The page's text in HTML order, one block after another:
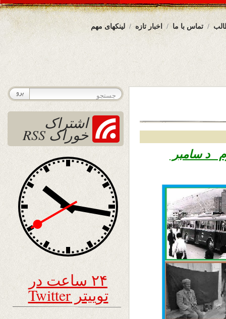
لینکهای مهم اخبار تازه تماس با ما
– دوم د سامبر
اشتراک
خوراک RSS
۲۴ ساعت در
توییتر Twitter